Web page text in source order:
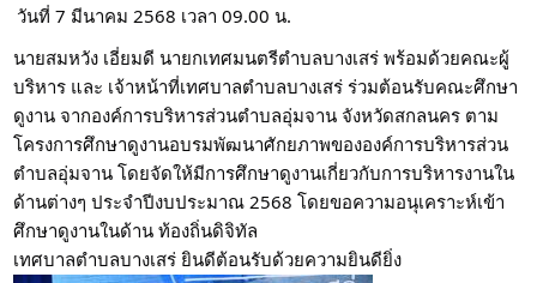
วันที่ 7 มีนาคม 2568 เวลา 09.00 น.
นายสมหวัง เอี่ยมดี นายกเทศมนตรีตำบลบางเสร่ พร้อมด้วยคณะผู้
บริหาร และ เจ้าหน้าที่เทศบาลตำบลบางเสร่ ร่วมต้อนรับคณะศึกษา
ดูงาน จากองค์การบริหารส่วนตำบลอุ่มจาน จังหวัดสกลนคร ตาม
โครงการศึกษาดูงานอบรมพัฒนาศักยภาพขององค์การบริหารส่วน
ตำบลอุ่มจาน โดยจัดให้มีการศึกษาดูงานเกี่ยวกับการบริหารงานใน
ด้านต่างๆ ประจำปีงบประมาณ 2568 โดยขอความอนุเคราะห์เข้า
ศึกษาดูงานในด้าน ท้องถิ่นดิจิทัล
เทศบาลตำบลบางเสร่ ยินดีต้อนรับด้วยความยินดียิ่ง